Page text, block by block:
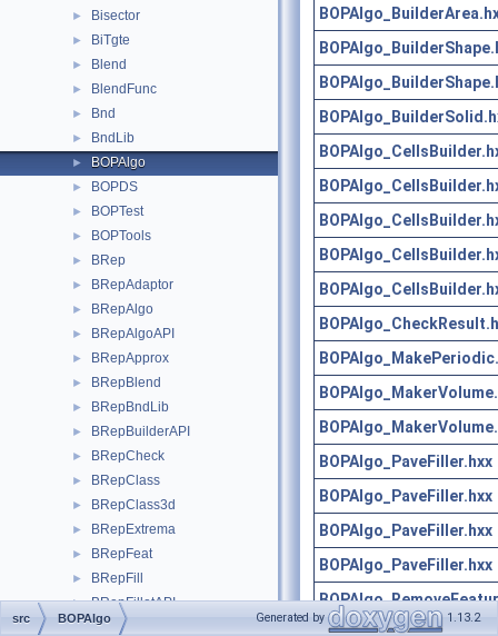
► Bisector
► BiTgte
► Blend
► BlendFunc
► Bnd
► BndLib
► BOPAlgo
► BOPDS
► BOPTest
► BOPTools
► BRep
► BRepAdaptor
► BRepAlgo
► BRepAlgoAPI
► BRepApprox
► BRepBlend
► BRepBndLib
► BRepBuilderAPI
► BRepCheck
► BRepClass
► BRepClass3d
► BRepExtrema
► BRepFeat
► BRepFill
► BRepFilletAPI
► BRepGProp
BOPAlgo_PaveFiller.hxx
BOPAlgo_PaveFiller.hxx
BOPAlgo_PaveFiller.hxx
BOPAlgo_PaveFiller.hxx
src BOPAlgo Generated by 1.13.2